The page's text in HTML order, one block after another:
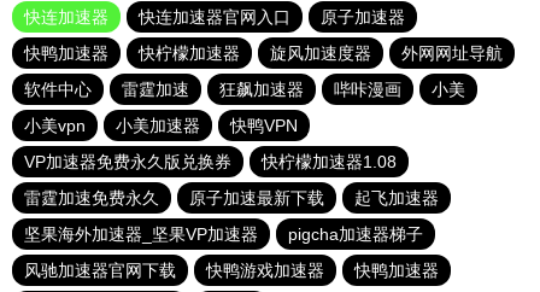
快连加速器
快连加速器官网入口
原子加速器
快鸭加速器
快柠檬加速器 旋风加速度器
外网网址导航
软件中心
雷霆加速 狂飙加速器 哔咔漫画
小美
小美vpn
小美加速器
快鸭VPN
VP加速器免费永久版兑换券
快柠檬加速器1.08
雷霆加速免费永久
原子加速最新下载
起飞加速器
坚果海外加速器_坚果VP加速器
pigcha加速器梯子
风驰加速器官网下载
快鸭游戏加速器
快鸭加速器